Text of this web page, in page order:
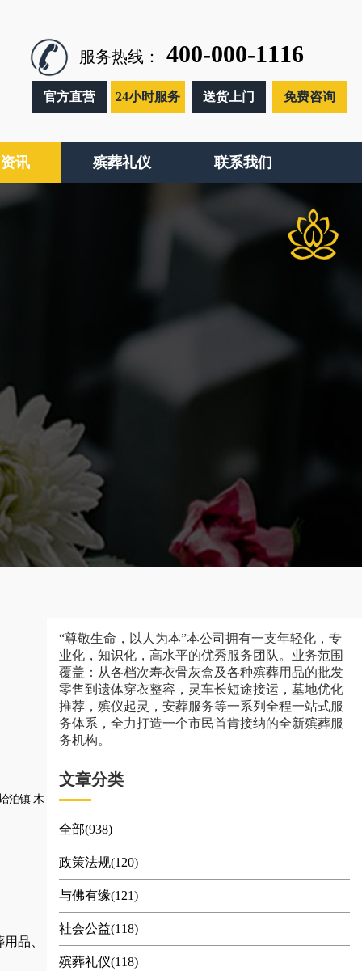
服务热线： 400-000-1116
官方直营 24小时服务 送货上门 免费咨询
讯 殡葬礼仪 联系我们
泊镇 木
用品
“尊敬生命，以人为本”本公司拥有一支年轻化，专
业化，知识化，高水平的优秀服务团队。业务范围
覆盖：从各档次寿衣骨灰盒及各种殡葬用品的批发
零售到遗体穿衣整容，灵车长短途接运，墓地优化
推荐，殡仪起灵，安葬服务等一系列全程一站式服
务体系，全力打造一个市民首肯接纳的全新殡葬服
务机构。
文章分类
全部(938)
政策法规(120)
与佛有缘(121)
社会公益(118)
殡葬礼仪(118)